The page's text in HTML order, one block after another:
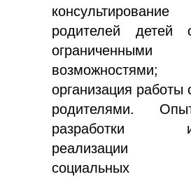
консультирование
родителей детей
ограниченными
возможностями;
организация работы
родителями.
разработки
реализации
социальных